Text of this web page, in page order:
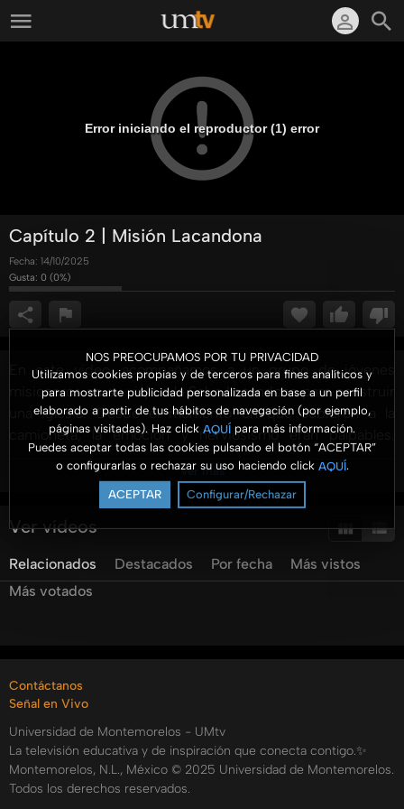
NOS PREOCUPAMOS POR TU PRIVACIDAD
Utilizamos cookies propias y de terceros para fines analíticos y
para mostrarte publicidad personalizada en base a un perfil
elaborado a partir de tus hábitos de navegación (por ejemplo,
páginas visitadas). Haz click AQUÍ para más información.
Puedes aceptar todas las cookies pulsando el botón “ACEPTAR”
o configurarlas o rechazar su uso haciendo click AQUÍ.
ACEPTAR Configurar/Rechazar
Error iniciando el reproductor (1) error
Capítulo 2 | Misión Lacandona
Fecha: 14/10/2025
Gusta: 0 (0%)
En este video, acompañamos a un grupo de jóvenes
misioneros en su viaje a la Selva Lacandona para construir
una iglesia. Desde el momento en que subieron a la
camioneta, la emoción y nerviosismo eran palpables.
Durante su travesía que incluyó vuelos, largas horas en
carretera y momentos de desorientación, se enfocaron en
su misión de servir. A su llegada, fueron cálidamente
Lacandón. La construcción de la iglesia permitió la
interacción cultural y espiritual, fortaleciendo la fe y
testimonio viviente del poder del trabajo comunitario y la
Categorías:
Ver más
Ver vídeos
Relacionados Destacados Por fecha
Más vistos
Más votados
Contáctanos
Señal en Vivo
Universidad de Montemorelos - UMtv
La televisión educativa y de inspiración que conecta contigo.✨
Montemorelos, N.L., México © 2025 Universidad de Montemorelos.
Todos los derechos reservados.